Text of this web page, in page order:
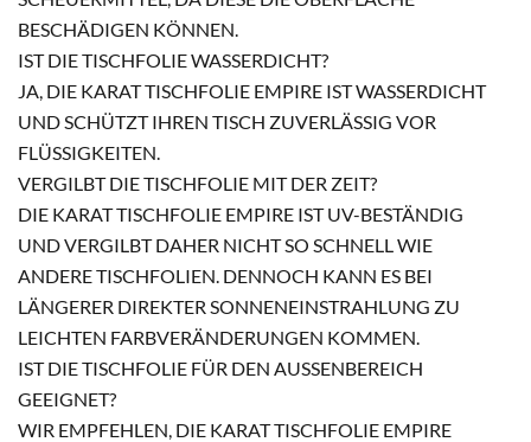
BESCHÄDIGEN KÖNNEN.
IST DIE TISCHFOLIE WASSERDICHT?
JA, DIE KARAT TISCHFOLIE EMPIRE IST WASSERDICHT
UND SCHÜTZT IHREN TISCH ZUVERLÄSSIG VOR
FLÜSSIGKEITEN.
VERGILBT DIE TISCHFOLIE MIT DER ZEIT?
DIE KARAT TISCHFOLIE EMPIRE IST UV-BESTÄNDIG
UND VERGILBT DAHER NICHT SO SCHNELL WIE
ANDERE TISCHFOLIEN. DENNOCH KANN ES BEI
LÄNGERER DIREKTER SONNENEINSTRAHLUNG ZU
LEICHTEN FARBVERÄNDERUNGEN KOMMEN.
IST DIE TISCHFOLIE FÜR DEN AUSSENBEREICH G
EEIGNET?
WIR EMPFEHLEN, DIE KARAT TISCHFOLIE EMPIRE